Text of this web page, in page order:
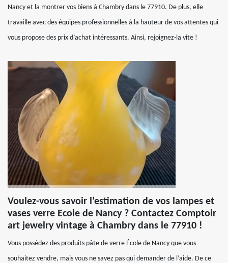
Nancy et la montrer vos biens à Chambry dans le 77910. De plus, elle
travaille avec des équipes professionnelles à la hauteur de vos attentes qui
vous propose des prix d’achat intéressants. Ainsi, rejoignez-la vite !
Voulez-vous savoir l’estimation de vos lampes et
vases verre Ecole de Nancy ? Contactez Comptoir
art jewelry vintage à Chambry dans le 77910 !
Vous possédez des produits pâte de verre École de Nancy que vous
souhaitez vendre, mais vous ne savez pas qui demander de l’aide. De ce